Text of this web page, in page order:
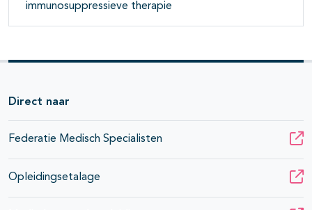
immunosuppressieve therapie
Direct naar
Federatie Medisch Specialisten
Opleidingsetalage